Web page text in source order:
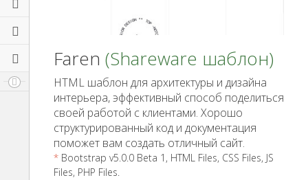
Faren (Shareware шаблон)
HTML шаблон для архитектуры и дизайна
интерьера, эффективный способ поделиться
своей работой с клиентами. Хорошо
структурированный код и документация
поможет вам создать отличный сайт.
* Bootstrap v5.0.0 Beta 1, HTML Files, CSS Files, JS
Files, PHP Files.